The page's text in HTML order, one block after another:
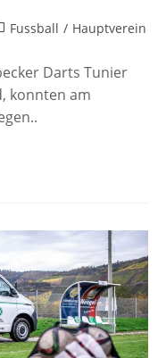
Fussball / Hauptverein
Darts Tunier
konnten am